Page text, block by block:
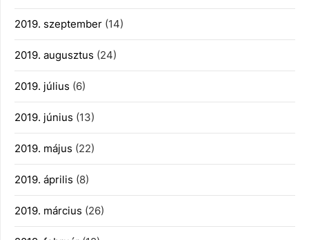
2019. szeptember (14)
2019. augusztus (24)
2019. július (6)
2019. június (13)
2019. május (22)
2019. április (8)
2019. március (26)